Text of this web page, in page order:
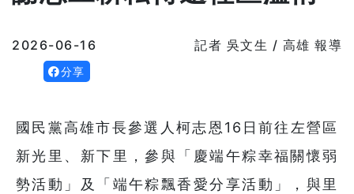
2026-06-16 記者 吳文生 / 高雄 報導
分享
國民黨高雄市長參選人柯志恩16日前往左營區
新光里、新下里，參與「慶端午粽幸福關懷弱
勢活動」及「端午粽飄香愛分享活動」，與里